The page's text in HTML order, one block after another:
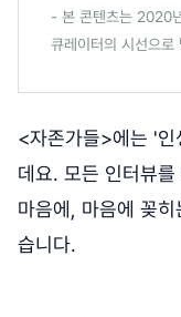
- 본 콘텐츠는 2020
큐레이터의 시선으로
<자존가들>에는 '
데요. 모든 인터뷰
마음에, 마음에 꽂
습니다.